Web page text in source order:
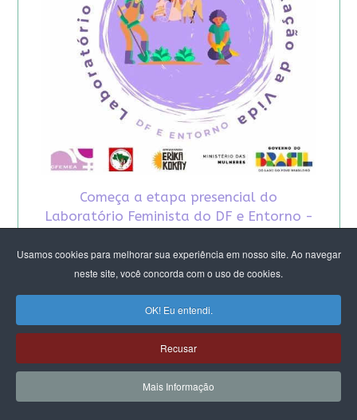
Usamos cookies para melhorar sua experiência em nosso site. Ao navegar
neste site, você concorda com o uso de cookies.
OK! Eu entendi.
Recusar
Mais Informação
Começa a etapa presencial do
Laboratório Feminista do DF e Entorno -